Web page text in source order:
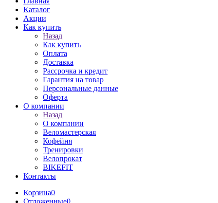
Каталог
Акции
Как купить
Назад
Как купить
Оплата
Доставка
Рассрочка и кредит
Гарантия на товар
Персональные данные
Оферта
О компании
Назад
О компании
Веломастерская
Кофейня
Тренировки
Велопрокат
BIKEFIT
Контакты
Корзина0
Отложенные0